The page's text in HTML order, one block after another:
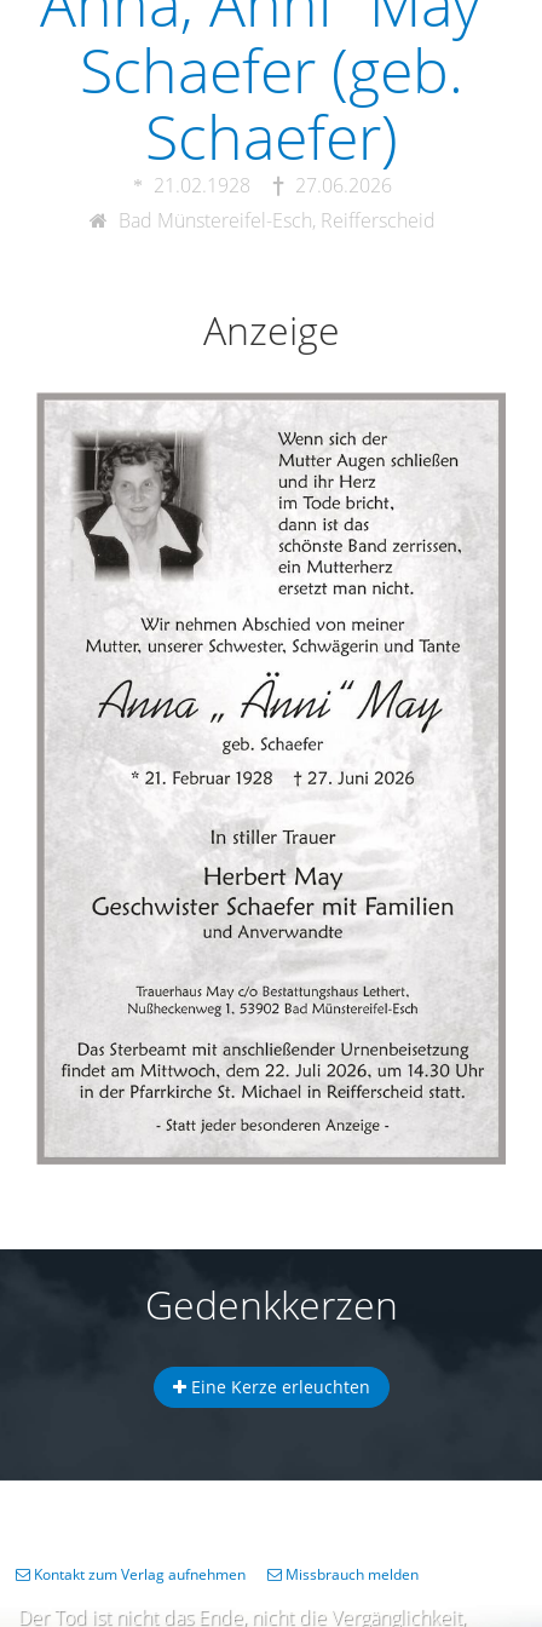
Schaefer (geb.
Schaefer)
21.02.1928
27.06.2026
Bad Münstereifel-Esch, Reifferscheid
Anzeige
Gedenkkerzen
Eine Kerze erleuchten
Der Tod ist nicht das Ende, nicht die Vergänglichkeit,
Kontakt zum Verlag aufnehmen Missbrauch melden